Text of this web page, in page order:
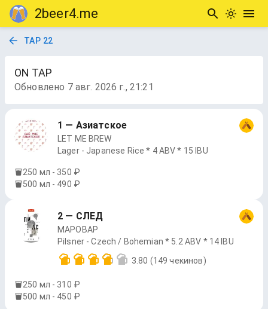
2beer4.me
TAP 22
ON TAP
Обновлено 7 авг. 2026 г., 21:21
1 — Азиатское
LET ME BREW
Lager - Japanese Rice * 4 ABV * 15 IBU
250 мл - 350 ₽
500 мл - 490 ₽
2 — СЛЕД
МАРОВАР
Pilsner - Czech / Bohemian * 5.2 ABV * 14 IBU
3.80 (149 чекинов)
250 мл - 310 ₽
500 мл - 450 ₽